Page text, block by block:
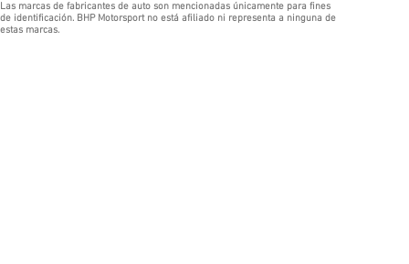
Las marcas de fabricantes de auto son mencionadas únicamente para fines
de identificación. BHP Motorsport no está afiliado ni representa a ninguna de
estas marcas.